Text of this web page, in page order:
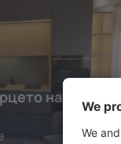
на град